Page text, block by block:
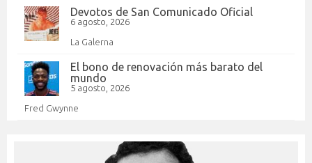
Devotos de San Comunicado Oficial
6 agosto, 2026
La Galerna
El bono de renovación más barato del
mundo
5 agosto, 2026
Fred Gwynne